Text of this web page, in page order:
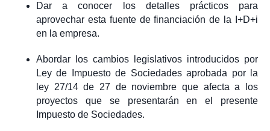
Dar a conocer los detalles prácticos para
aprovechar esta fuente de financiación de la I+D+i
en la empresa.
Abordar los cambios legislativos introducidos por
Ley de Impuesto de Sociedades aprobada por la
ley 27/14 de 27 de noviembre que afecta a los
proyectos que se presentarán en el presente
Impuesto de Sociedades.